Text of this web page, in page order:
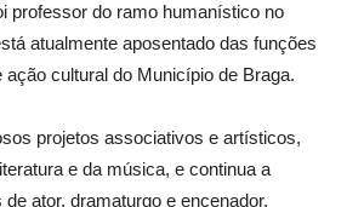
professor do ramo humanístico no
atualmente aposentado das funções
cultural do Município de Braga.
projetos associativos e artísticos,
e da música, e continua a
ator, dramaturgo e encenador,